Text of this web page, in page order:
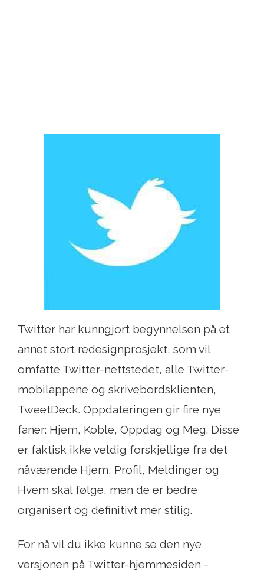
Twitter har kunngjort begynnelsen på et
annet stort redesignprosjekt, som vil
omfatte Twitter-nettstedet, alle Twitter-
mobilappene og skrivebordsklienten,
TweetDeck. Oppdateringen gir fire nye
faner: Hjem, Koble, Oppdag og Meg. Disse
er faktisk ikke veldig forskjellige fra det
nåværende Hjem, Profil, Meldinger og
Hvem skal følge, men de er bedre
organisert og definitivt mer stilig.
For nå vil du ikke kunne se den nye
versjonen på Twitter-hjemmesiden -